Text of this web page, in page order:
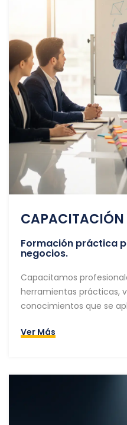
CAPACITACIÓN
Formación práctica
negocios.
Capacitamos
herramientas prácticas,
conocimientos que se
Ver Más